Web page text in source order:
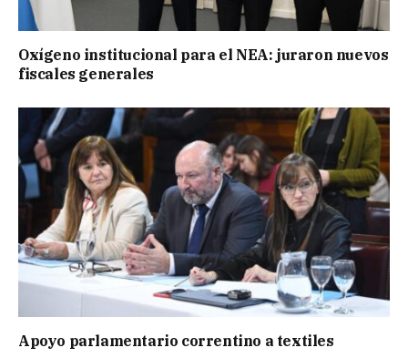
Oxígeno institucional para el NEA: juraron nuevos
fiscales generales
Apoyo parlamentario correntino a textiles